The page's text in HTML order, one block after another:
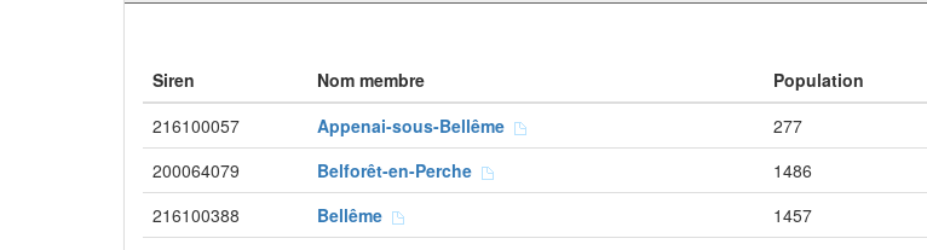
Siren Nom membre Population
216100057
Appenai-sous-Bellême 277
200064079 Belforêt-en-Perche 1486
216100388 Bellême 1457